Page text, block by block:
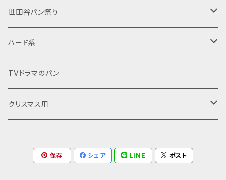
世田谷パン祭り
クリスマス用
シュトーレン
クグロフ
バゲット
菓子パン
食パン系
デニッシュ
ハード系
バゲット
ライ麦系
TVドラマのパン
クリスマス用
クグロフ
保存 シェア LINE ポスト